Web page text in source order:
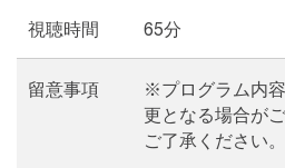
視聴時間 65分
留意事項
※プログラム内
更となる場合が
ご了承ください。